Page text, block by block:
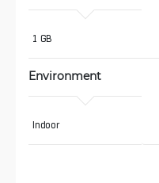
1 GB
Environment
Indoor